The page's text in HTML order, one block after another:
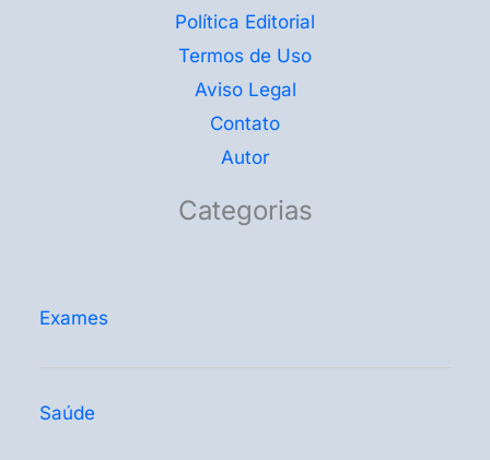
Política Editorial
Termos de Uso
Aviso Legal
Contato
Autor
Categorias
Exames
Saúde